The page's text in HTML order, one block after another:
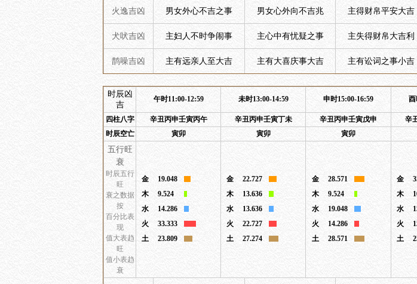
火逸吉凶 男女外心不吉之事 男女心外向不吉兆 主得财帛平安大吉
犬吠吉凶 主妇人不时争闹事 主心中有忧疑之事 主失得财帛大吉利
鹊噪吉凶 主有远亲人至大吉 主有大喜庆事大吉 主有讼词之事小吉
时辰凶
吉
午时11:00-12:59 未时13:00-14:59 申时15:00-16:59 酉
四柱八字 辛丑丙申壬寅丙午 辛丑丙申壬寅丁未 辛丑丙申壬寅戊申 辛
时辰空亡
寅卯 寅卯 寅卯
五行旺
衰
时辰五行
旺
衰之数据
按
百分比表
现
值大表趋
旺
值小表趋
衰
金
19.048
木
9.524
水
14.286
火
33.333
土
23.809
金
22.727
木
13.636
水
13.636
火
22.727
土
27.274
金
28.571
木
9.524
水
19.048
火
14.286
土
28.571
金
木
水
火
土